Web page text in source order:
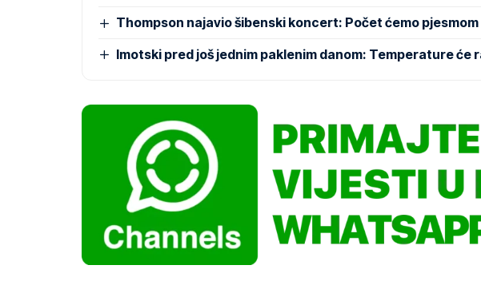
Thompson najavio šibenski koncert: Počet ćemo pjesmom
Imotski pred još jednim paklenim danom: Temperature će